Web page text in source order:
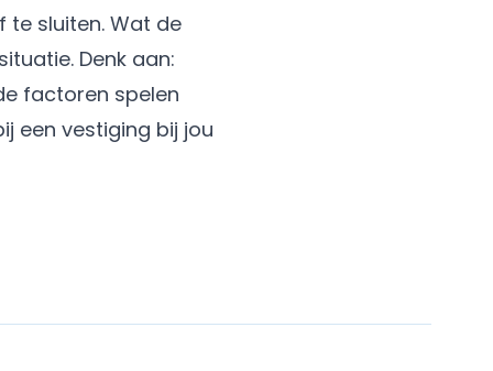
te sluiten. Wat de
Denk aan:
factoren spelen
een vestiging bij jou